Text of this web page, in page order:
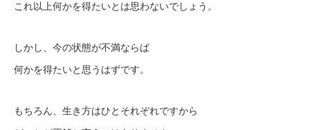
これ以上何かを得たいとは思わないでしょう。
しかし、今の状態が不満ならば
何かを得たいと思うはずです。
もちろん、生き方はひとそれぞれですから